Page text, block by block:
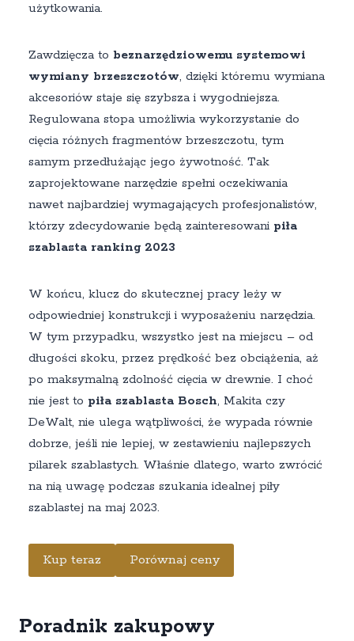
użytkowania.
Zawdzięcza to beznarzędziowemu systemowi
wymiany brzeszczotów, dzięki któremu wymiana
akcesoriów staje się szybsza i wygodniejsza.
Regulowana stopa umożliwia wykorzystanie do
cięcia różnych fragmentów brzeszczotu, tym
samym przedłużając jego żywotność. Tak
zaprojektowane narzędzie spełni oczekiwania
nawet najbardziej wymagających profesjonalistów,
którzy zdecydowanie będą zainteresowani piła
szablasta ranking 2023
W końcu, klucz do skutecznej pracy leży w
odpowiedniej konstrukcji i wyposażeniu narzędzia.
W tym przypadku, wszystko jest na miejscu – od
długości skoku, przez prędkość bez obciążenia, aż
po maksymalną zdolność cięcia w drewnie. I choć
nie jest to piła szablasta Bosch, Makita czy
DeWalt, nie ulega wątpliwości, że wypada równie
dobrze, jeśli nie lepiej, w zestawieniu najlepszych
pilarek szablastych. Właśnie dlatego, warto zwrócić
na nią uwagę podczas szukania idealnej piły
szablastej na maj 2023.
Kup teraz Porównaj ceny
Poradnik zakupowy